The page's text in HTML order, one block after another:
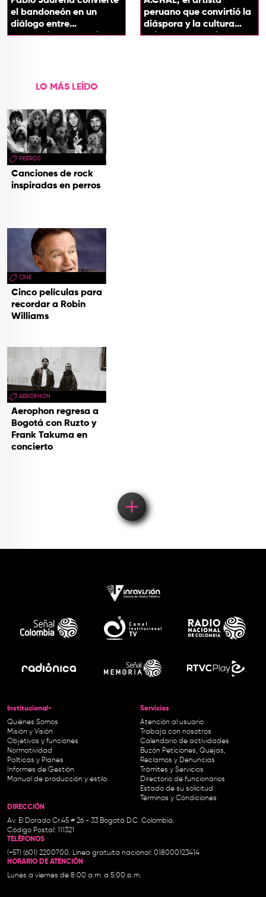
el bandoneón en un
diálogo entre
generaciones con el
peruano que convirtió la
diáspora y la cultura
chicha en su sonido
LO MÁS LEÍDO
PERROS
Canciones de rock
inspiradas en perros
CINE
Cinco películas para
recordar a Robin
Williams
AEROPHON
Aerophon regresa a
Bogotá con Ruzto y
Frank Takuma en
concierto
Institucional-
Quiénes Somos
Misión y Visión
Objetivos y funciones
Normatividad
Políticas y Planes
Informes de Gestión
Manual de producción y estilo
Servicios
Atención al usuario
Trabaja con nosotros
Calendario de actividades
Buzón Peticiones, Quejas,
Reclamos y Denuncias
Trámites y Servicios
Directorio de funcionarios
Estado de su solicitud
Términos y Condiciones
DIRECCIÓN
Av. El Dorado Cr.45 # 26 - 33 Bogotá D.C. Colombia.
Código Postal: 111321
TELÉFONOS
(+57) (601) 2200700. Línea gratuita nacional: 018000123414
HORARIO DE ATENCIÓN
Lunes a viernes de 8:00 a.m. a 5:00 p.m.